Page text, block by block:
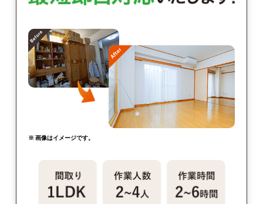
※ 画像はイメージです。